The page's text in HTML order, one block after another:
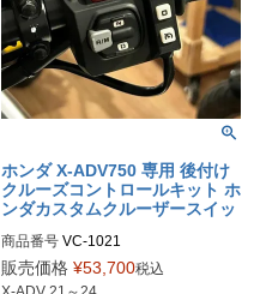
ホンダ X-ADV750 専用 後付け
クルーズコントロールキット ホ
ンダカスタムクルーザースイッ
商品番号 VC-1021
M型番：1021
販売価格 ¥53,700税込